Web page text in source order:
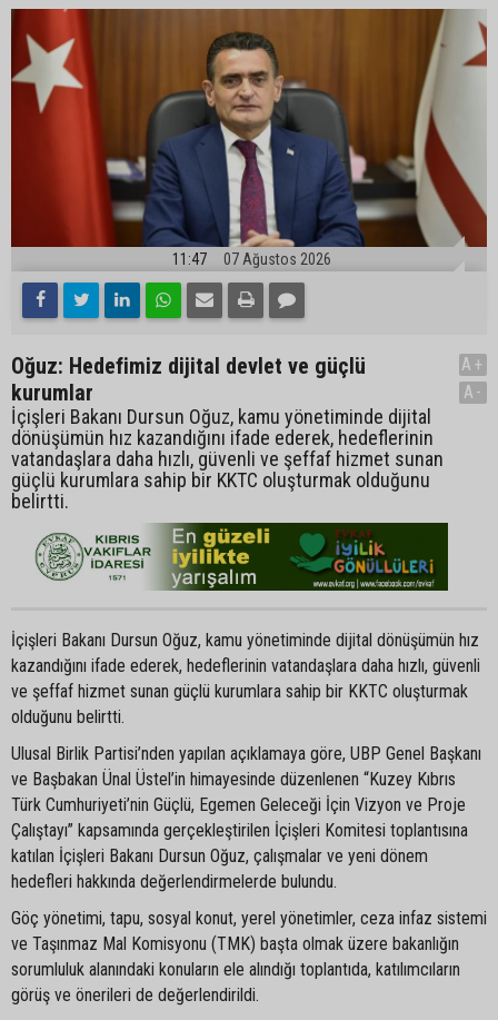
11:47 07 Ağustos 2026
Oğuz: Hedefimiz dijital devlet ve güçlü
kurumlar
İçişleri Bakanı Dursun Oğuz, kamu yönetiminde dijital
dönüşümün hız kazandığını ifade ederek, hedeflerinin
vatandaşlara daha hızlı, güvenli ve şeffaf hizmet sunan
güçlü kurumlara sahip bir KKTC oluşturmak olduğunu
belirtti.
A+
A-
İçişleri Bakanı Dursun Oğuz, kamu yönetiminde dijital dönüşümün hız
kazandığını ifade ederek, hedeflerinin vatandaşlara daha hızlı, güvenli
ve şeffaf hizmet sunan güçlü kurumlara sahip bir KKTC oluşturmak
olduğunu belirtti.
Ulusal Birlik Partisi’nden yapılan açıklamaya göre, UBP Genel Başkanı
ve Başbakan Ünal Üstel’in himayesinde düzenlenen “Kuzey Kıbrıs
Türk Cumhuriyeti’nin Güçlü, Egemen Geleceği İçin Vizyon ve Proje
Çalıştayı” kapsamında gerçekleştirilen İçişleri Komitesi toplantısına
katılan İçişleri Bakanı Dursun Oğuz, çalışmalar ve yeni dönem
hedefleri hakkında değerlendirmelerde bulundu.
Göç yönetimi, tapu, sosyal konut, yerel yönetimler, ceza infaz sistemi
ve Taşınmaz Mal Komisyonu (TMK) başta olmak üzere bakanlığın
sorumluluk alanındaki konuların ele alındığı toplantıda, katılımcıların
görüş ve önerileri de değerlendirildi.